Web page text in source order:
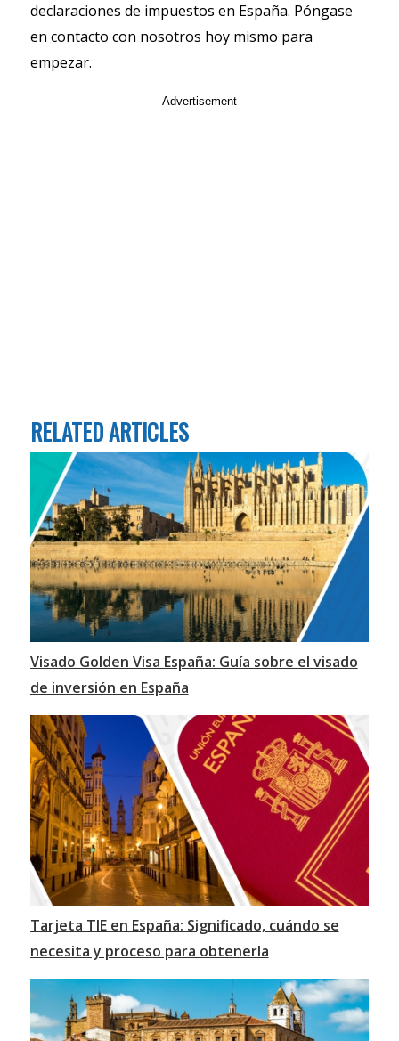
declaraciones de impuestos en España. Póngase
en contacto con nosotros hoy mismo para
empezar.
Advertisement
RELATED ARTICLES
Visado Golden Visa España: Guía sobre el visado
de inversión en España
Tarjeta TIE en España: Significado, cuándo se
necesita y proceso para obtenerla